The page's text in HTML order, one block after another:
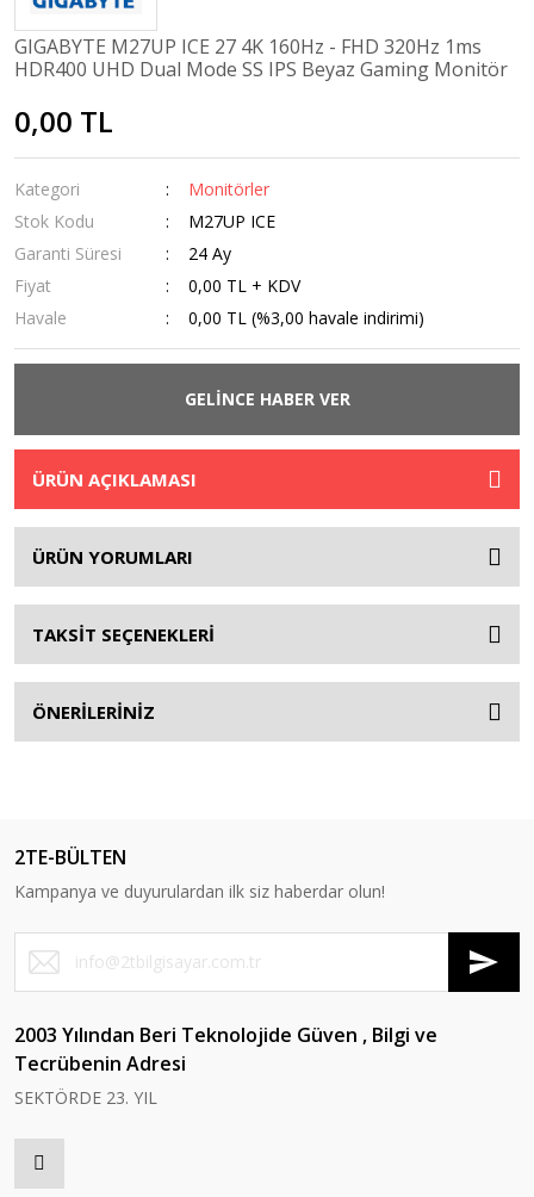
GIGABYTE M27UP ICE 27 4K 160Hz - FHD 320Hz 1ms
HDR400 UHD Dual Mode SS IPS Beyaz Gaming Monitör
0,00 TL
Kategori
Monitörler
Stok Kodu
M27UP ICE
Garanti Süresi
24 Ay
Fiyat
0,00 TL + KDV
Havale
0,00 TL (%3,00 havale indirimi)
GELİNCE HABER VER
ÜRÜN AÇIKLAMASI
ÜRÜN YORUMLARI
TAKSİT SEÇENEKLERİ
ÖNERİLERİNİZ
2TE-BÜLTEN
Kampanya ve duyurulardan ilk siz haberdar olun!
2003 Yılından Beri Teknolojide Güven , Bilgi ve
Tecrübenin Adresi
SEKTÖRDE 23. YIL